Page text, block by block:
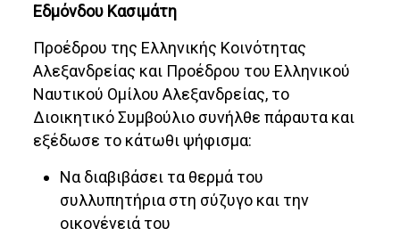
Εδμόνδου Κασιμάτη
Προέδρου της Ελληνικής Κοινότητας
Αλεξανδρείας και Προέδρου του Ελληνικού
Ναυτικού Ομίλου Αλεξανδρείας, το
Διοικητικό Συμβούλιο συνήλθε πάραυτα και
εξέδωσε το κάτωθι ψήφισμα:
Να διαβιβάσει τα θερμά του
συλλυπητήρια στη σύζυγο και την
οικογένειά του